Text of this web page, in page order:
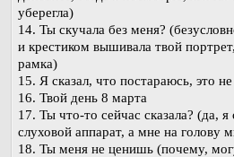
уберегла)
14. Ты скучала без меня?
и крестиком вышивала твой
рамка)
15. Я сказал, что постараюсь, это
16. Твой день 8 марта
17. Ты что-то сейчас сказала? (да, я
слуховой аппарат, а мне на голову
18. Ты меня не ценишь (почему,